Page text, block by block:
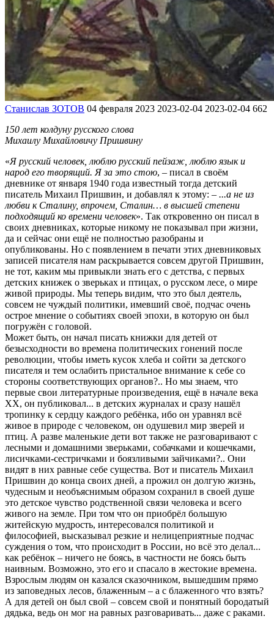
Станислав ЗОТОВ 04 февраля 2023 2023-02-04 2023-02-04 662
150 лет колдуну русского слова
Михаилу Михайловичу Пришвину
«Я русский человек, люблю русский пейзаж, люблю язык и
народ его творящий. Я за это стою, – писал в своём
дневнике от января 1940 года известный тогда детский
писатель Михаил Пришвин, и добавлял к этому: – ...а не из
любви к Сталину, впрочем, Сталин… в высшей степени
подходящий ко времени человек». Так откровенно он писал в
своих дневниках, которые никому не показывал при жизни,
да и сейчас они ещё не полностью разобраны и
опубликованы. Но с появлением в печати этих дневниковых
записей писателя нам раскрывается совсем другой Пришвин,
не тот, каким мы привыкли знать его с детства, с первых
детских книжек о зверьках и птицах, о русском лесе, о мире
живой природы. Мы теперь видим, что это был деятель,
совсем не чуждый политики, имевший своё, подчас очень
острое мнение о событиях своей эпохи, в которую он был
погружён с головой.
Может быть, он начал писать книжки для детей от
безысходности во времена политических гонений после
революции, чтобы иметь кусок хлеба и сойти за детского
писателя и тем ослабить пристальное внимание к себе со
стороны соответствующих органов?.. Но мы знаем, что
первые свои литературные произведения, ещё в начале века
XX, он публиковал... в детских журналах и сразу нашёл
тропинку к сердцу каждого ребёнка, ибо он уравнял всё
живое в природе с человеком, он одушевил мир зверей и
птиц. А разве маленькие дети вот также не разговаривают с
лесными и домашними зверьками, собачками и кошечками,
лисичками-сестричками и боязливыми зайчиками?.. Они
видят в них равные себе существа. Вот и писатель Михаил
Пришвин до конца своих дней, а прожил он долгую жизнь,
чудесным и необъяснимым образом сохранил в своей душе
это детское чувство родственной связи человека и всего
живого на земле. При том что он приобрёл большую
житейскую мудрость, интересовался политикой и
философией, высказывал резкие и нелицеприятные подчас
суждения о том, что происходит в России, но всё это делал...
как ребёнок – ничего не боясь, в частности не боясь быть
наивным. Возможно, это его и спасало в жестокие времена.
Взрослым людям он казался сказочником, вышедшим прямо
из заповедных лесов, блаженным – а с блаженного что взять?
А для детей он был свой – совсем свой и понятный бородатый
дядька, ведь он мог на равных разговаривать... даже с раками.